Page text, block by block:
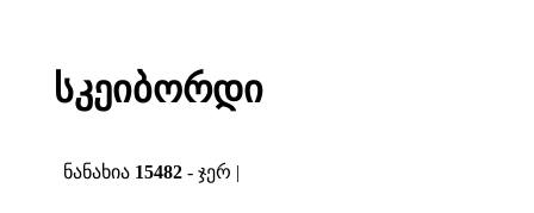
სკეიბორდი
ნანახია 15482 - ჯერ |